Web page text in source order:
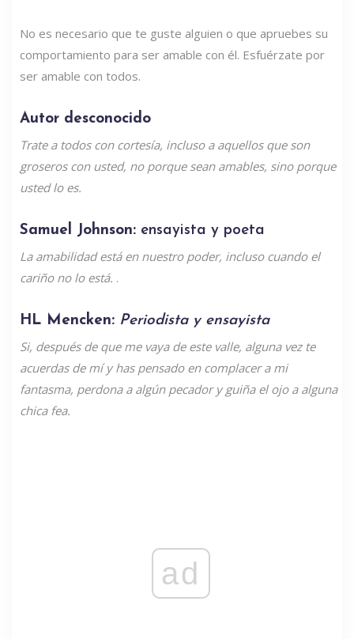
No es necesario que te guste alguien o que apruebes su
comportamiento para ser amable con él. Esfuérzate por
ser amable con todos.
Autor desconocido
Trate a todos con cortesía, incluso a aquellos que son
groseros con usted, no porque sean amables, sino porque
usted lo es.
Samuel Johnson: ensayista y poeta
La amabilidad está en nuestro poder, incluso cuando el
cariño no lo está. .
HL Mencken: Periodista y ensayista
Si, después de que me vaya de este valle, alguna vez te
acuerdas de mí y has pensado en complacer a mi
fantasma, perdona a algún pecador y guiña el ojo a alguna
chica fea.
ad